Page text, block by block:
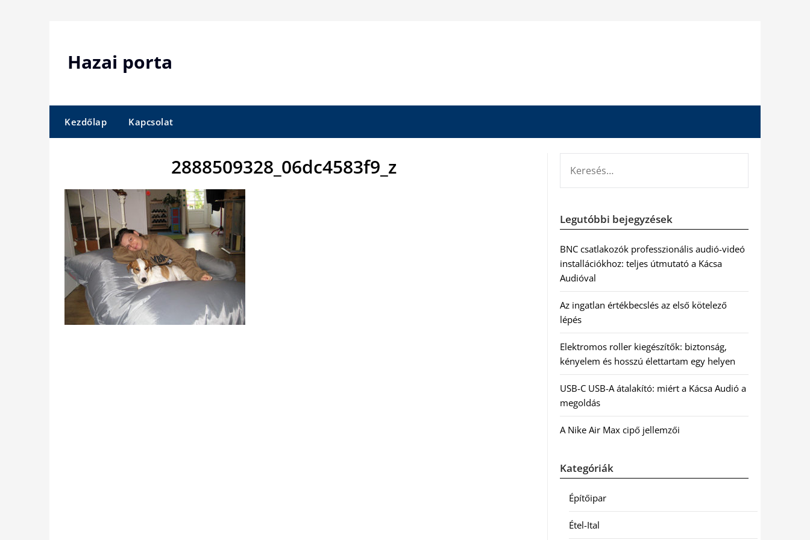
Hazai porta
Kezdőlap Kapcsolat
2888509328_06dc4583f9_z
Legutóbbi bejegyzések
BNC csatlakozók professzionális audió-videó
installációkhoz: teljes útmutató a Kácsa
Audióval
Az ingatlan értékbecslés az első kötelező
lépés
Elektromos roller kiegészítők: biztonság,
kényelem és hosszú élettartam egy helyen
USB-C USB-A átalakító: miért a Kácsa Audió a
megoldás
A Nike Air Max cipő jellemzői
Kategóriák
Építőipar
Étel-Ital